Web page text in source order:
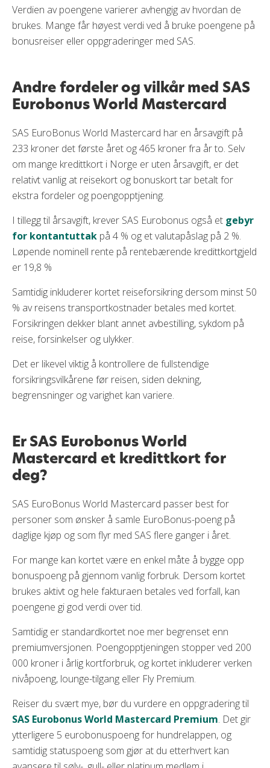
Verdien av poengene varierer avhengig av hvordan de
brukes. Mange får høyest verdi ved å bruke poengene på
bonusreiser eller oppgraderinger med SAS.
Andre fordeler og vilkår med SAS
Eurobonus World Mastercard
SAS EuroBonus World Mastercard har en årsavgift på
233 kroner det første året og 465 kroner fra år to. Selv
om mange kredittkort i Norge er uten årsavgift, er det
relativt vanlig at reisekort og bonuskort tar betalt for
ekstra fordeler og poengopptjening.
I tillegg til årsavgift, krever SAS Eurobonus også et gebyr
for kontantuttak på 4 % og et valutapåslag på 2 %.
Løpende nominell rente på rentebærende kredittkortgjeld
er 19,8 %
Samtidig inkluderer kortet reiseforsikring dersom minst 50
% av reisens transportkostnader betales med kortet.
Forsikringen dekker blant annet avbestilling, sykdom på
reise, forsinkelser og ulykker.
Det er likevel viktig å kontrollere de fullstendige
forsikringsvilkårene før reisen, siden dekning,
begrensninger og varighet kan variere.
Er SAS Eurobonus World
Mastercard et kredittkort for
deg?
SAS EuroBonus World Mastercard passer best for
personer som ønsker å samle EuroBonus-poeng på
daglige kjøp og som flyr med SAS flere ganger i året.
For mange kan kortet være en enkel måte å bygge opp
bonuspoeng på gjennom vanlig forbruk. Dersom kortet
brukes aktivt og hele fakturaen betales ved forfall, kan
poengene gi god verdi over tid.
Samtidig er standardkortet noe mer begrenset enn
premiumversjonen. Poengopptjeningen stopper ved 200
000 kroner i årlig kortforbruk, og kortet inkluderer verken
nivåpoeng, lounge-tilgang eller Fly Premium.
Reiser du svært mye, bør du vurdere en oppgradering til
SAS Eurobonus World Mastercard Premium. Det gir
ytterligere 5 eurobonuspoeng for hundrelappen, og
samtidig statuspoeng som gjør at du etterhvert kan